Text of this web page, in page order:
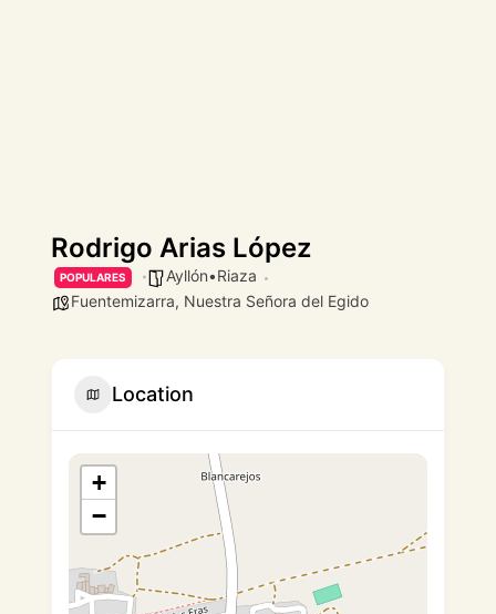
Rodrigo Arias López
POPULARES
Ayllón•Riaza
Fuentemizarra, Nuestra Señora del Egido
Location
+
−